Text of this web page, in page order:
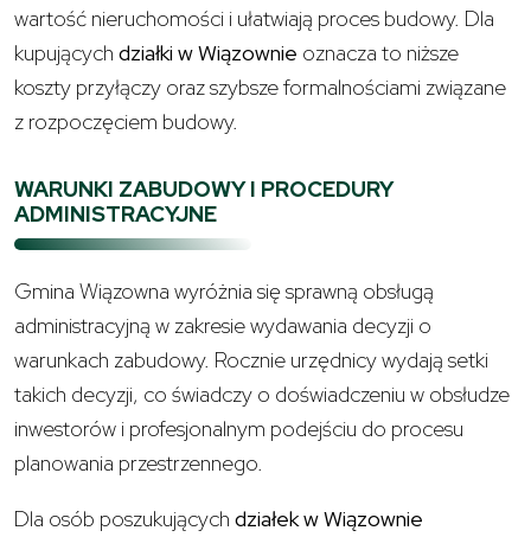
wartość nieruchomości i ułatwiają proces budowy. Dla
kupujących działki w Wiązownie oznacza to niższe
koszty przyłączy oraz szybsze formalnościami związane
z rozpoczęciem budowy.
WARUNKI ZABUDOWY I PROCEDURY
ADMINISTRACYJNE
Gmina Wiązowna wyróżnia się sprawną obsługą
administracyjną w zakresie wydawania decyzji o
warunkach zabudowy. Rocznie urzędnicy wydają setki
takich decyzji, co świadczy o doświadczeniu w obsłudze
inwestorów i profesjonalnym podejściu do procesu
planowania przestrzennego.
Dla osób poszukujących działek w Wiązownie